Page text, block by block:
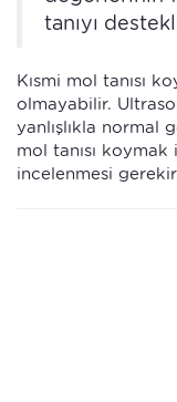
tanıyı
Kısmi mol tanısı
olmayabilir.
yanlışlıkla normal
mol tanısı
incelenmesi